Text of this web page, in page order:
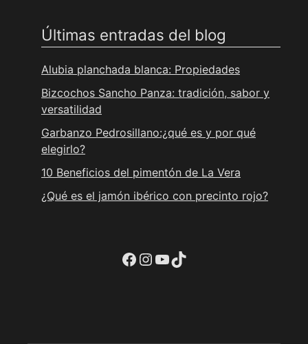
Últimas entradas del blog
Alubia planchada blanca: Propiedades
Bizcochos Sancho Panza: tradición, sabor y
versatilidad
Garbanzo Pedrosillano:¿qué es y por qué
elegirlo?
10 Beneficios del pimentón de La Vera
¿Qué es el jamón ibérico con precinto rojo?
Ir a la cuenta de facebook de Restaurante Tuétano
Ir a la cuenta de Instagram de Restaurante Tuétano
YouTube
TikTok